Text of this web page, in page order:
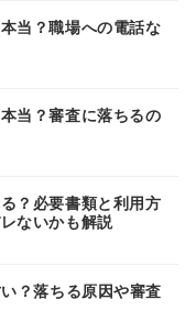
当？職場への電話な
当？審査に落ちるの
？必要書類と利用方
ないかも解説
？落ちる原因や審査